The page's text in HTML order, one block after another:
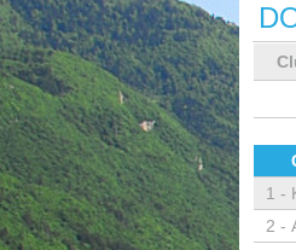
1 -
2 -